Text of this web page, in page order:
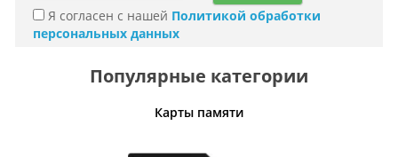
Я согласен с нашей Политикой обработки
персональных данных
Популярные категории
Карты памяти